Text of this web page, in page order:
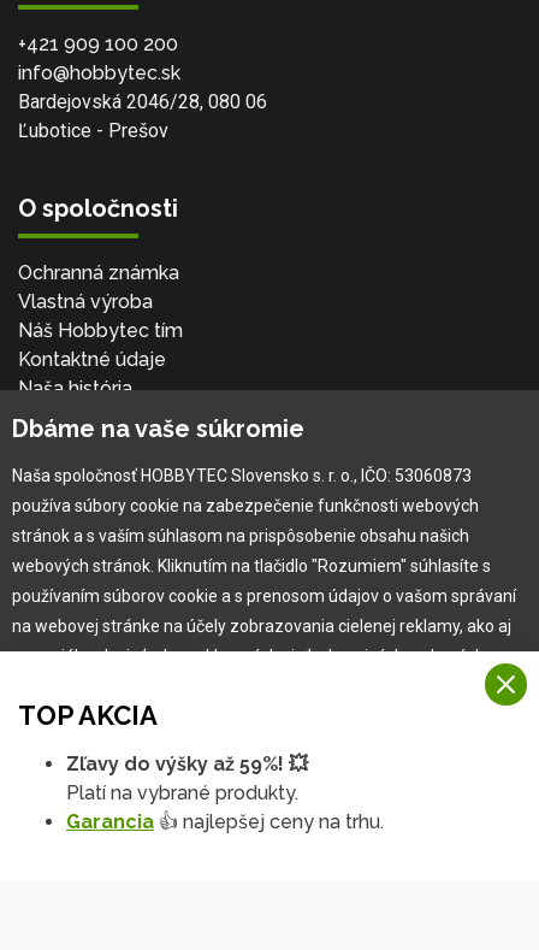
+421 909 100 200
info@hobbytec.sk
Bardejovská 2046/28, 080 06
Ľubotice - Prešov
O spoločnosti
Ochranná známka
Vlastná výroba
Náš Hobbytec tím
Kontaktné údaje
Naša história
Kariéra
Pre zákazníka
Garancia najlepšej ceny
Užívateľský manuál
Obchodné podmienky
Zákazník & partner
Novinky
TOP AKCIA
Zľavy do výšky až 59%! 💥
Platí na vybrané produkty.
Garancia 👍 najlepšej ceny na trhu.
Dbáme na vaše súkromie
Naša spoločnosť HOBBYTEC Slovensko s. r. o., IČO: 53060873
používa súbory cookie na zabezpečenie funkčnosti webových
stránok a s vaším súhlasom na prispôsobenie obsahu našich
webových stránok. Kliknutím na tlačidlo "Rozumiem" súhlasíte s
používaním súborov cookie a s prenosom údajov o vašom správaní
na webovej stránke na účely zobrazovania cielenej reklamy, ako aj
na sociálnych sieťach a reklamných sieťach na iných webových
Viac informácií
Na našich webových stránkach používame niekoľko kategórií
Rozumiem